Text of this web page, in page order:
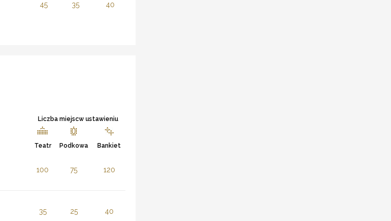
45 35 40
Liczba miejscw ustawieniu
Teatr Podkowa Bankiet
100 75 120
35 25 40